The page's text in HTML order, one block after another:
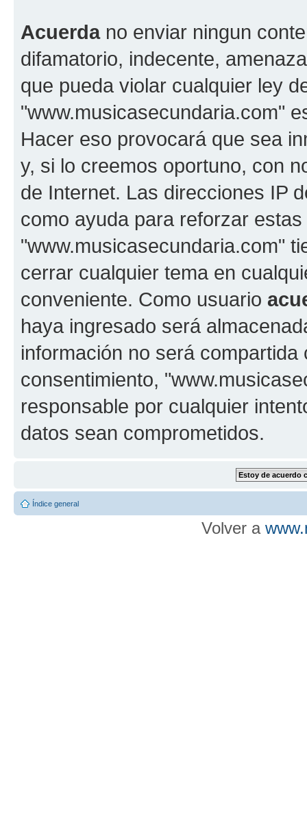
Acuerdano enviar ningun
difamatorio, indecente,
que pueda violar cualquier ley
"www.musicasecundaria.com"
Hacer eso provocará que sea
y, si lo creemos oportuno, con
de Internet. Las direcciones IP
como ayuda para reforzar
"www.musicasecundaria.com"
cerrar cualquier tema en
conveniente. Como usuario
haya ingresado será
información no será
consentimiento,
responsable por cualquier
datos sean comprometidos.
Índice general
Volver a